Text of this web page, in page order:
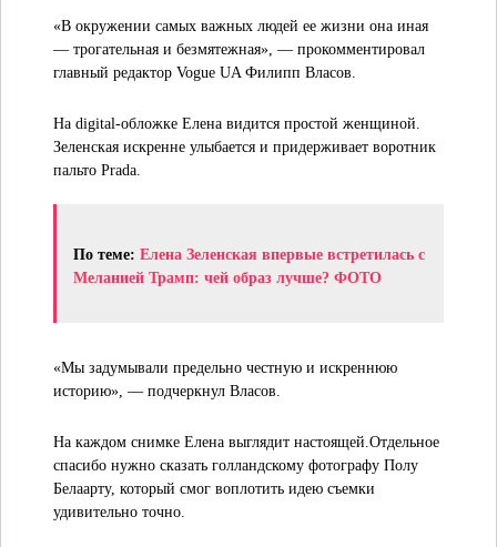
«В окружении самых важных людей ее жизни она иная
— трогательная и безмятежная», — прокомментировал
главный редактор Vogue UA Филипп Власов.
На digital-обложке Елена видится простой женщиной.
Зеленская искренне улыбается и придерживает воротник
пальто Prada.
По теме: Елена Зеленская впервые встретилась с
Меланией Трамп: чей образ лучше? ФОТО
«Мы задумывали предельно честную и искреннюю
историю», — подчеркнул Власов.
На каждом снимке Елена выглядит настоящей.Отдельное
спасибо нужно сказать голландскому фотографу Полу
Белаарту, который смог воплотить идею съемки
удивительно точно.